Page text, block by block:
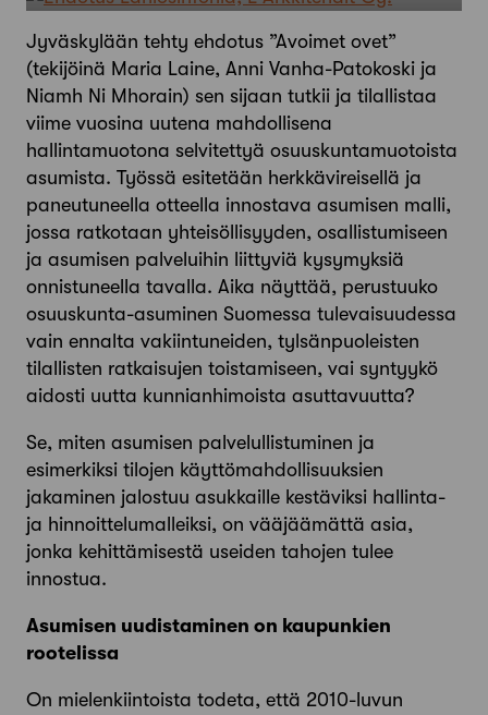
Jyväskylään tehty ehdotus ”Avoimet ovet”
(tekijöinä Maria Laine, Anni Vanha-Patokoski ja
Niamh Ni Mhorain) sen sijaan tutkii ja tilallistaa
viime vuosina uutena mahdollisena
hallintamuotona selvitettyä osuuskuntamuotoista
asumista. Työssä esitetään herkkävireisellä ja
paneutuneella otteella innostava asumisen malli,
jossa ratkotaan yhteisöllisyyden, osallistumiseen
ja asumisen palveluihin liittyviä kysymyksiä
onnistuneella tavalla. Aika näyttää, perustuuko
osuuskunta-asuminen Suomessa tulevaisuudessa
vain ennalta vakiintuneiden, tylsänpuoleisten
tilallisten ratkaisujen toistamiseen, vai syntyykö
aidosti uutta kunnianhimoista asuttavuutta?
Se, miten asumisen palvelullistuminen ja
esimerkiksi tilojen käyttömahdollisuuksien
jakaminen jalostuu asukkaille kestäviksi hallinta-
ja hinnoittelumalleiksi, on vääjäämättä asia,
jonka kehittämisestä useiden tahojen tulee
innostua.
Asumisen uudistaminen on kaupunkien
rootelissa
On mielenkiintoista todeta, että 2010-luvun